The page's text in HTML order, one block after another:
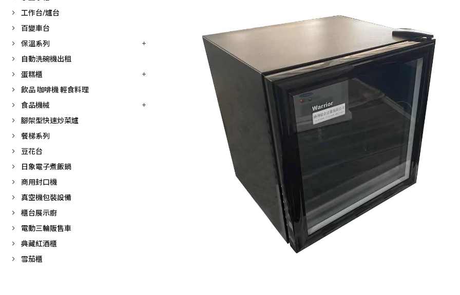
工作台/爐台
百變車台
保溫系列
自動洗碗機出租
蛋糕櫃
飲品 咖啡機 輕食料理
食品機械
腳架型快速炒菜爐
餐梯系列
豆花台
日象電子煮飯鍋
商用封口機
真空機包裝設備
櫃台展示廚
電動三輪販售車
典藏紅酒櫃
雪茄櫃